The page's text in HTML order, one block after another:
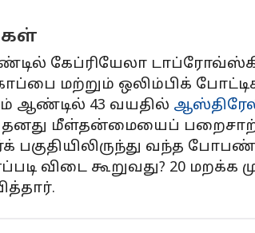
கேப்ரியேலா
மற்றும் ஒலிம்பிக்
ஆண்டில் 43 வயதில்
தனது மீள்தன்மையைப்
பகுதியிலிருந்து வந்த
விடை கூறுவது? 20